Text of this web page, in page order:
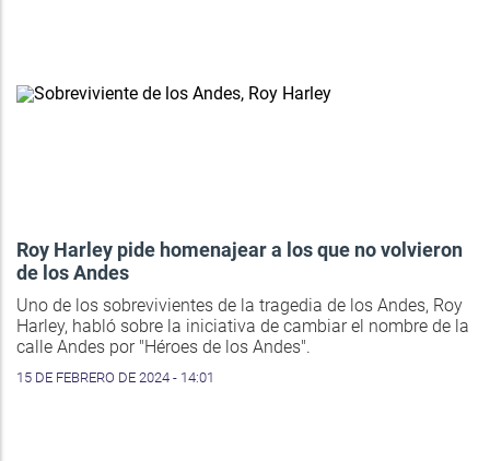
Roy Harley pide homenajear a los que no volvieron
de los Andes
Uno de los sobrevivientes de la tragedia de los Andes, Roy
Harley, habló sobre la iniciativa de cambiar el nombre de la
calle Andes por "Héroes de los Andes".
15 DE FEBRERO DE 2024 - 14:01